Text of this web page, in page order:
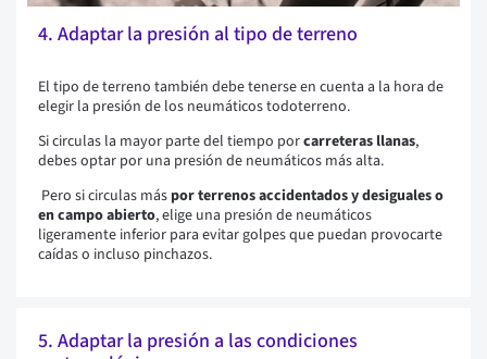
4. Adaptar la presión al tipo de terreno
El tipo de terreno también debe tenerse en cuenta a la hora de
elegir la presión de los neumáticos todoterreno.
Si circulas la mayor parte del tiempo porcarreteras llanas,
debes optar por una presión de neumáticos más alta.
Pero si circulas más por terrenos accidentados y desiguales o
en campo abierto, elige una presión de neumáticos
ligeramente inferior para evitar golpes que puedan provocarte
caídas o incluso pinchazos.
5. Adaptar la presión a las condiciones